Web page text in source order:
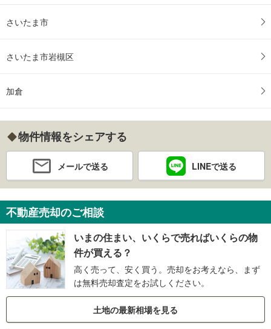
さいたま市
さいたま市岩槻区
加倉
物件情報をシェアする
メールで送る LINEで送る
不動産売却のご相談
いまの住まい、いくらで売ればいくらの物
件が買える？
高く売って、安く買う。売却をお考えなら、まず
は無料売却査定をお試しください。
土地の最新相場を見る